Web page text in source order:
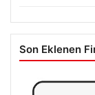
Son Eklenen